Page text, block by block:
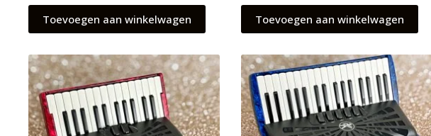
Toevoegen aan winkelwagen Toevoegen aan winkelwagen